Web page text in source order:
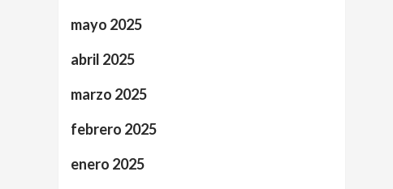
mayo 2025
abril 2025
marzo 2025
febrero 2025
enero 2025